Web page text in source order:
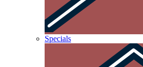
Specials